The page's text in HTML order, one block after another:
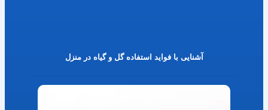
آشنایی با فواید استفاده گل و گیاه در منزل